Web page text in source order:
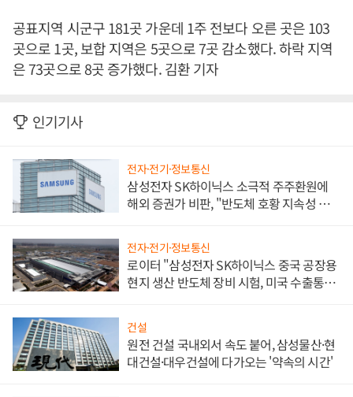
공표지역 시군구 181곳 가운데 1주 전보다 오른 곳은 103
곳으로 1곳, 보합 지역은 5곳으로 7곳 감소했다. 하락 지역
은 73곳으로 8곳 증가했다. 김환 기자
인기기사
전자·전기·정보통신
삼성전자 SK하이닉스 소극적 주주환원에
해외 증권가 비판, "반도체 호황 지속성 의
전자·전기·정보통신
로이터 "삼성전자 SK하이닉스 중국 공장용
현지 생산 반도체 장비 시험, 미국 수출통제
건설
원전 건설 국내외서 속도 붙어, 삼성물산·현
대건설·대우건설에 다가오는 '약속의 시간'